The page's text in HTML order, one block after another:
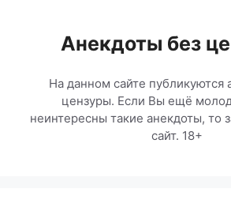
содержимомуАнекдоты без
На данном сайте публикуются
цензуры. Если Вы ещё
неинтересны такие анекдоты, то
сайт. 18+